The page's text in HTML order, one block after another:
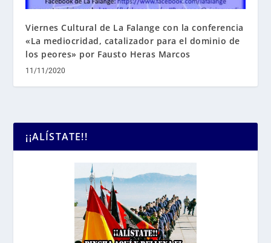
Viernes Cultural de La Falange con la conferencia
«La mediocridad, catalizador para el dominio de
los peores» por Fausto Heras Marcos
11/11/2020
¡¡ALÍSTATE!!